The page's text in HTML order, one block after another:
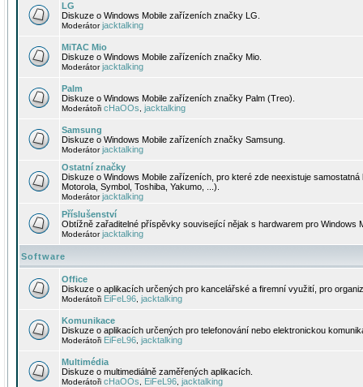
LG
Diskuze o Windows Mobile zařízeních značky LG.
Moderátorjacktalking
MiTAC Mio
Diskuze o Windows Mobile zařízeních značky Mio.
Moderátorjacktalking
Palm
Diskuze o Windows Mobile zařízeních značky Palm (Treo).
Moderátoři cHaOOs jacktalking
Samsung
Diskuze o Windows Mobile zařízeních značky Samsung.
Moderátorjacktalking
Ostatní značky
Diskuze o Windows Mobile zařízeních, pro které zde neexistuje
Motorola, Symbol, Toshiba, Yakumo, ...).
Moderátorjacktalking
Příslušenství
Obtížně zařaditelné příspěvky související nějak s hardwarem pro Windows
Moderátorjacktalking
Software
Office
Diskuze o aplikacích určených pro kancelářské a firemní využití, pro
Moderátoři EiFeL96 jacktalking
Komunikace
Diskuze o aplikacích určených pro telefonování nebo elektronickou
Moderátoři EiFeL96 jacktalking
Multimédia
Diskuze o multimediálně zaměřených aplikacích.
Moderátoři cHaOOs EiFeL96 jacktalking